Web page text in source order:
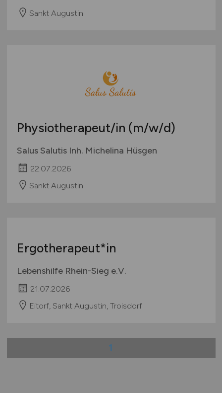
Sankt Augustin
Physiotherapeut/in (m/w/d)
Salus Salutis Inh. Michelina Hüsgen
22.07.2026
Sankt Augustin
Ergotherapeut*in
Lebenshilfe Rhein-Sieg e.V.
21.07.2026
Eitorf, Sankt Augustin, Troisdorf
1